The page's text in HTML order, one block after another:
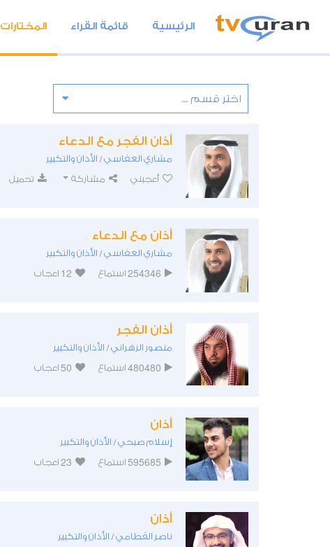
الرئيسية قائمة القراء المختارات
أذان الفجر مع الدعاء
مشاري العفاسي/ الأذان والتكبير
أعجبني
مشاركة تحميل
أذان مع الدعاء
مشاري العفاسي/ الأذان والتكبير
254346 استماع 12 اعجاب
أذان الفجر
منصور الزهراني/ الأذان والتكبير
480480 استماع 50 اعجاب
أذان
إسلام صبحي/ الأذان والتكبير
595685 استماع 23 اعجاب
أذان
ناصر القطامي/ الأذان والتكبير